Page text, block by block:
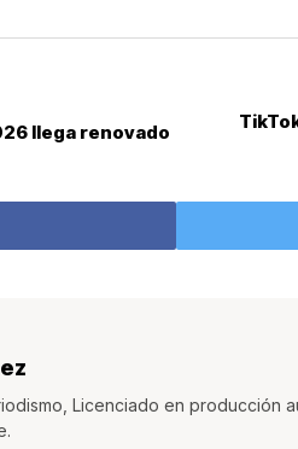
llega renovado
Licenciado en producción